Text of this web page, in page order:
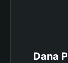
Dana